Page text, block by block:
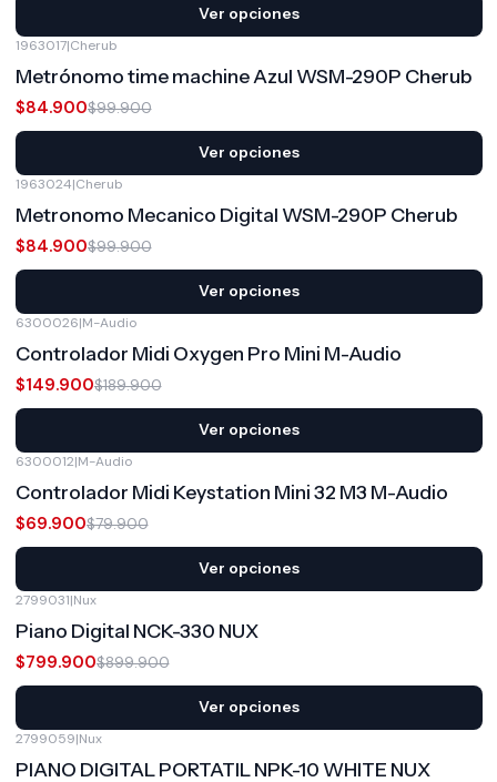
Ver opciones
1963017|Cherub
Metrónomo time machine Azul WSM-290P Cherub
$84.900$99.900
Ver opciones
1963024|Cherub
Metronomo Mecanico Digital WSM-290P Cherub
$84.900$99.900
Ver opciones
6300026|M-Audio
Controlador Midi Oxygen Pro Mini M-Audio
$149.900$189.900
Ver opciones
6300012|M-Audio
Controlador Midi Keystation Mini 32 M3 M-Audio
$69.900$79.900
Ver opciones
2799031|Nux
Piano Digital NCK-330 NUX
$799.900$899.900
Ver opciones
2799059|Nux
PIANO DIGITAL PORTATIL NPK-10 WHITE NUX